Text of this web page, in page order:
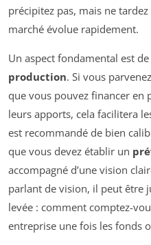
précipitez pas, mais ne
marché évolue rapidement.
Un aspect fondamental est
production. Si vous
que vous pouvez financer en
leurs apports, cela facilitera
est recommandé de bien
que vous devez établir un
accompagné d’une vision
parlant de vision, il peut être
levée : comment comptez-
entreprise une fois les fonds